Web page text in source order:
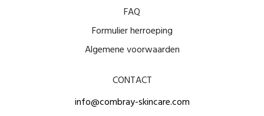
FAQ
Formulier herroeping
Algemene voorwaarden
CONTACT
info@combray-skincare.com